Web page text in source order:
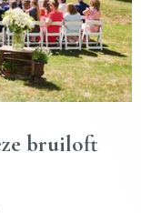
bruiloft